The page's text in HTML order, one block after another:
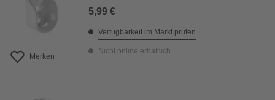
Merken
5,99 €
Verfügbarkeit im Markt prüfen
Nicht online erhältlich